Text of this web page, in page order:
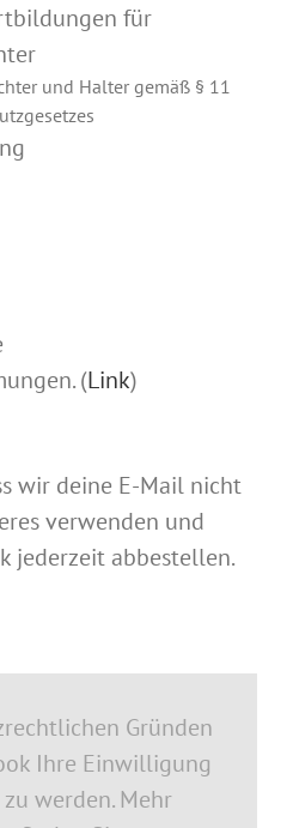
für
und Halter gemäß § 11
(Link)
wir deine E-Mail nicht
verwenden und
jederzeit abbestellen.
Gründen
Ihre Einwilligung
werden. Mehr